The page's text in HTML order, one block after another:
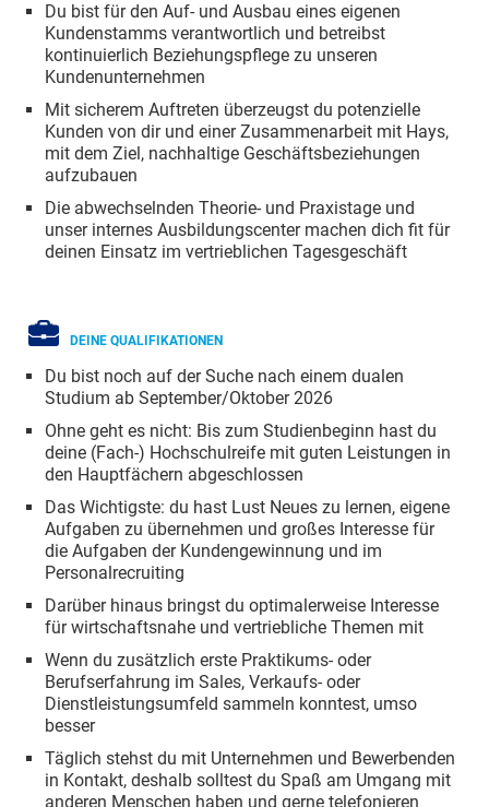
Du bist für den Auf- und Ausbau eines eigenen
Kundenstamms verantwortlich und betreibst
kontinuierlich Beziehungspflege zu unseren
Kundenunternehmen
Mit sicherem Auftreten überzeugst du potenzielle
Kunden von dir und einer Zusammenarbeit mit Hays,
mit dem Ziel, nachhaltige Geschäftsbeziehungen
aufzubauen
Die abwechselnden Theorie- und Praxistage und
unser internes Ausbildungscenter machen dich fit für
deinen Einsatz im vertrieblichen Tagesgeschäft
DEINE QUALIFIKATIONEN
Du bist noch auf der Suche nach einem dualen
Studium ab September/Oktober 2026
Ohne geht es nicht: Bis zum Studienbeginn hast du
deine (Fach-) Hochschulreife mit guten Leistungen in
den Hauptfächern abgeschlossen
Das Wichtigste: du hast Lust Neues zu lernen, eigene
Aufgaben zu übernehmen und großes Interesse für
die Aufgaben der Kundengewinnung und im
Personalrecruiting
Darüber hinaus bringst du optimalerweise Interesse
für wirtschaftsnahe und vertriebliche Themen mit
Wenn du zusätzlich erste Praktikums- oder
Berufserfahrung im Sales, Verkaufs- oder
Dienstleistungsumfeld sammeln konntest, umso
besser
Täglich stehst du mit Unternehmen und Bewerbenden
in Kontakt, deshalb solltest du Spaß am Umgang mit
anderen Menschen haben und gerne telefonieren